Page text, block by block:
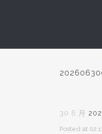
30 6 月
Posted at